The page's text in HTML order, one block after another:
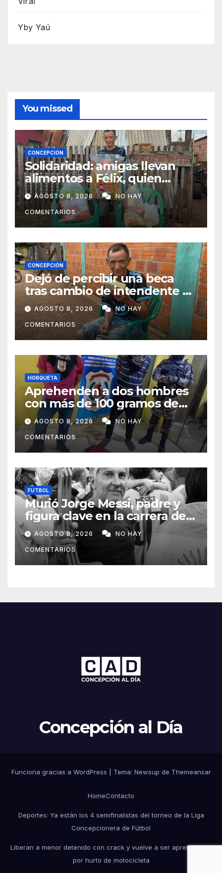
Yby Yaú
You missed
CONCEPCIÓN
Solidaridad: amigas llevan
alimentos a Félix, quien
ahora vende caramelos para
subsistir
AGOSTO 8, 2026 NO HAY
COMENTARIOS
CONCEPCIÓN
Dejó de percibir una beca
tras cambio de intendente y
ahora vende caramelos para
subsistir
AGOSTO 8, 2026 NO HAY
COMENTARIOS
HORQUETA
Aprehenden a dos hombres
con más de 100 gramos de
supuesta marihuana en
Horqueta
AGOSTO 8, 2026 NO HAY
COMENTARIOS
FUTBOL
Murió Jorge Messi, padre y
figura clave en la carrera de
Lionel Messi
AGOSTO 8, 2026 NO HAY
COMENTARIOS
Concepción al Día
Funciona gracias a WordPress Tema: Newsup de Themeansar
HomeContacto
Deportes: Ya están los 4 semifinalistas del torneo de la Liga
Concepcionera de Fútbol
Liberan a menor detenido con crack y vuelve a ser aprehendido
por hurto de motocicleta